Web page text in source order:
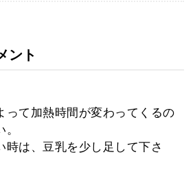
ント
って加熱時間が変わってくるの
時は、豆乳を少し足して下さ